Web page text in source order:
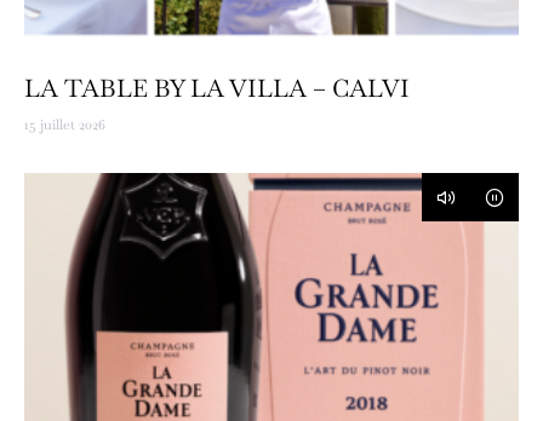
LA TABLE BY LA VILLA – CALVI
15 juillet 2026